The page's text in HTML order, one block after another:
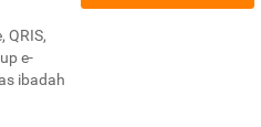
QRIS,
e-
ibadah